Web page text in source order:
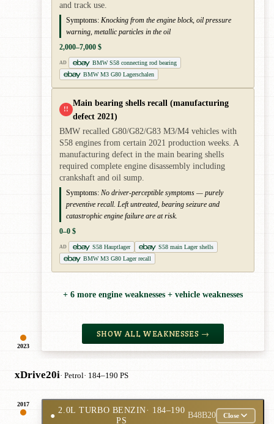
2023
and track use.
Symptoms: Knocking from the engine block, oil pressure
warning, metallic particles in the oil
2,000–7,000 $
AD
BMW S58 connecting rod bearing
BMW M3 G80 Lagerschalen
!!
Main bearing shells recall (manufacturing
defect 2021)
BMW recalled G80/G82/G83 M3/M4 vehicles with
S58 engines from certain 2021 production weeks. A
manufacturing defect in the main bearing shells
required complete engine disassembly including
crankshaft and oil sump.
Symptoms: No driver-perceptible symptoms — purely
preventive recall. Left untreated, bearing seizure and
catastrophic engine failure are at risk.
0–0 $
AD S58 Hauptlager
S58 main Lager shells
BMW M3 G80 Lager recall
+ 6 more engine weaknesses + vehicle weaknesses
SHOW ALL WEAKNESSES →
xDrive20i· Petrol· 184–190 PS
2017
●
2.0L TURBO BENZIN· 184–190
PS
B48B20 Close